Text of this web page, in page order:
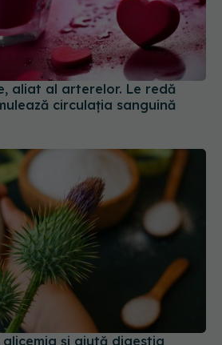
aliat al arterelor. Le redă
circulația sanguină
și ajută digestia